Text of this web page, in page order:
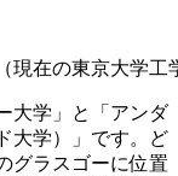
現在の東京大学工
大学」と「アンダ
大学）」です。ど
グラスゴーに位置